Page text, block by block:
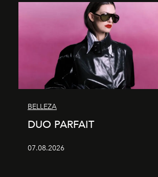
BELLEZA
DUO PARFAIT
07.08.2026